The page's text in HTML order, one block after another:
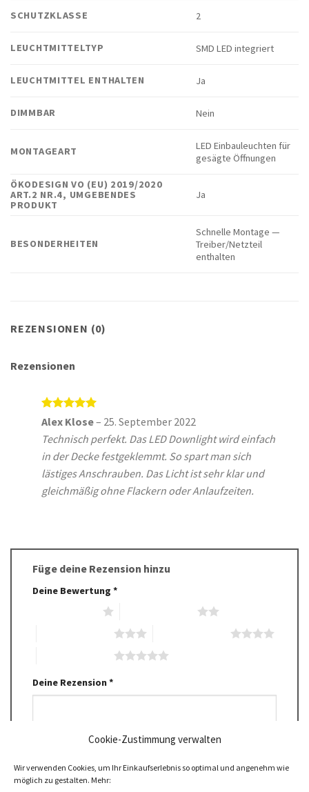
Cookie-Zustimmung verwalten
Wir verwenden Cookies, um Ihr Einkaufserlebnis so optimal und angenehm wie
möglich zu gestalten. Mehr:
SCHUTZKLASSE 2
LEUCHTMITTELTYP SMD LED integriert
LEUCHTMITTEL ENTHALTEN Ja
DIMMBAR Nein
MONTAGEART
LED Einbauleuchten für
gesägte Öffnungen
ÖKODESIGN VO (EU) 2019/2020
ART.2 NR.4, UMGEBENDES
PRODUKT
Ja
BESONDERHEITEN
Schnelle Montage —
Treiber/Netzteil
enthalten
REZENSIONEN (0)
Rezensionen
Bewertet
5
Alex Klose– 25. September 2022
Technisch perfekt. Das LED Downlight wird einfach
in der Decke festgeklemmt. So spart man sich
lästiges Anschrauben. Das Licht ist sehr klar und
gleichmäßig ohne Flackern oder Anlaufzeiten.
Füge deine Rezension hinzu
Deine Bewertung *
Deine Rezension*